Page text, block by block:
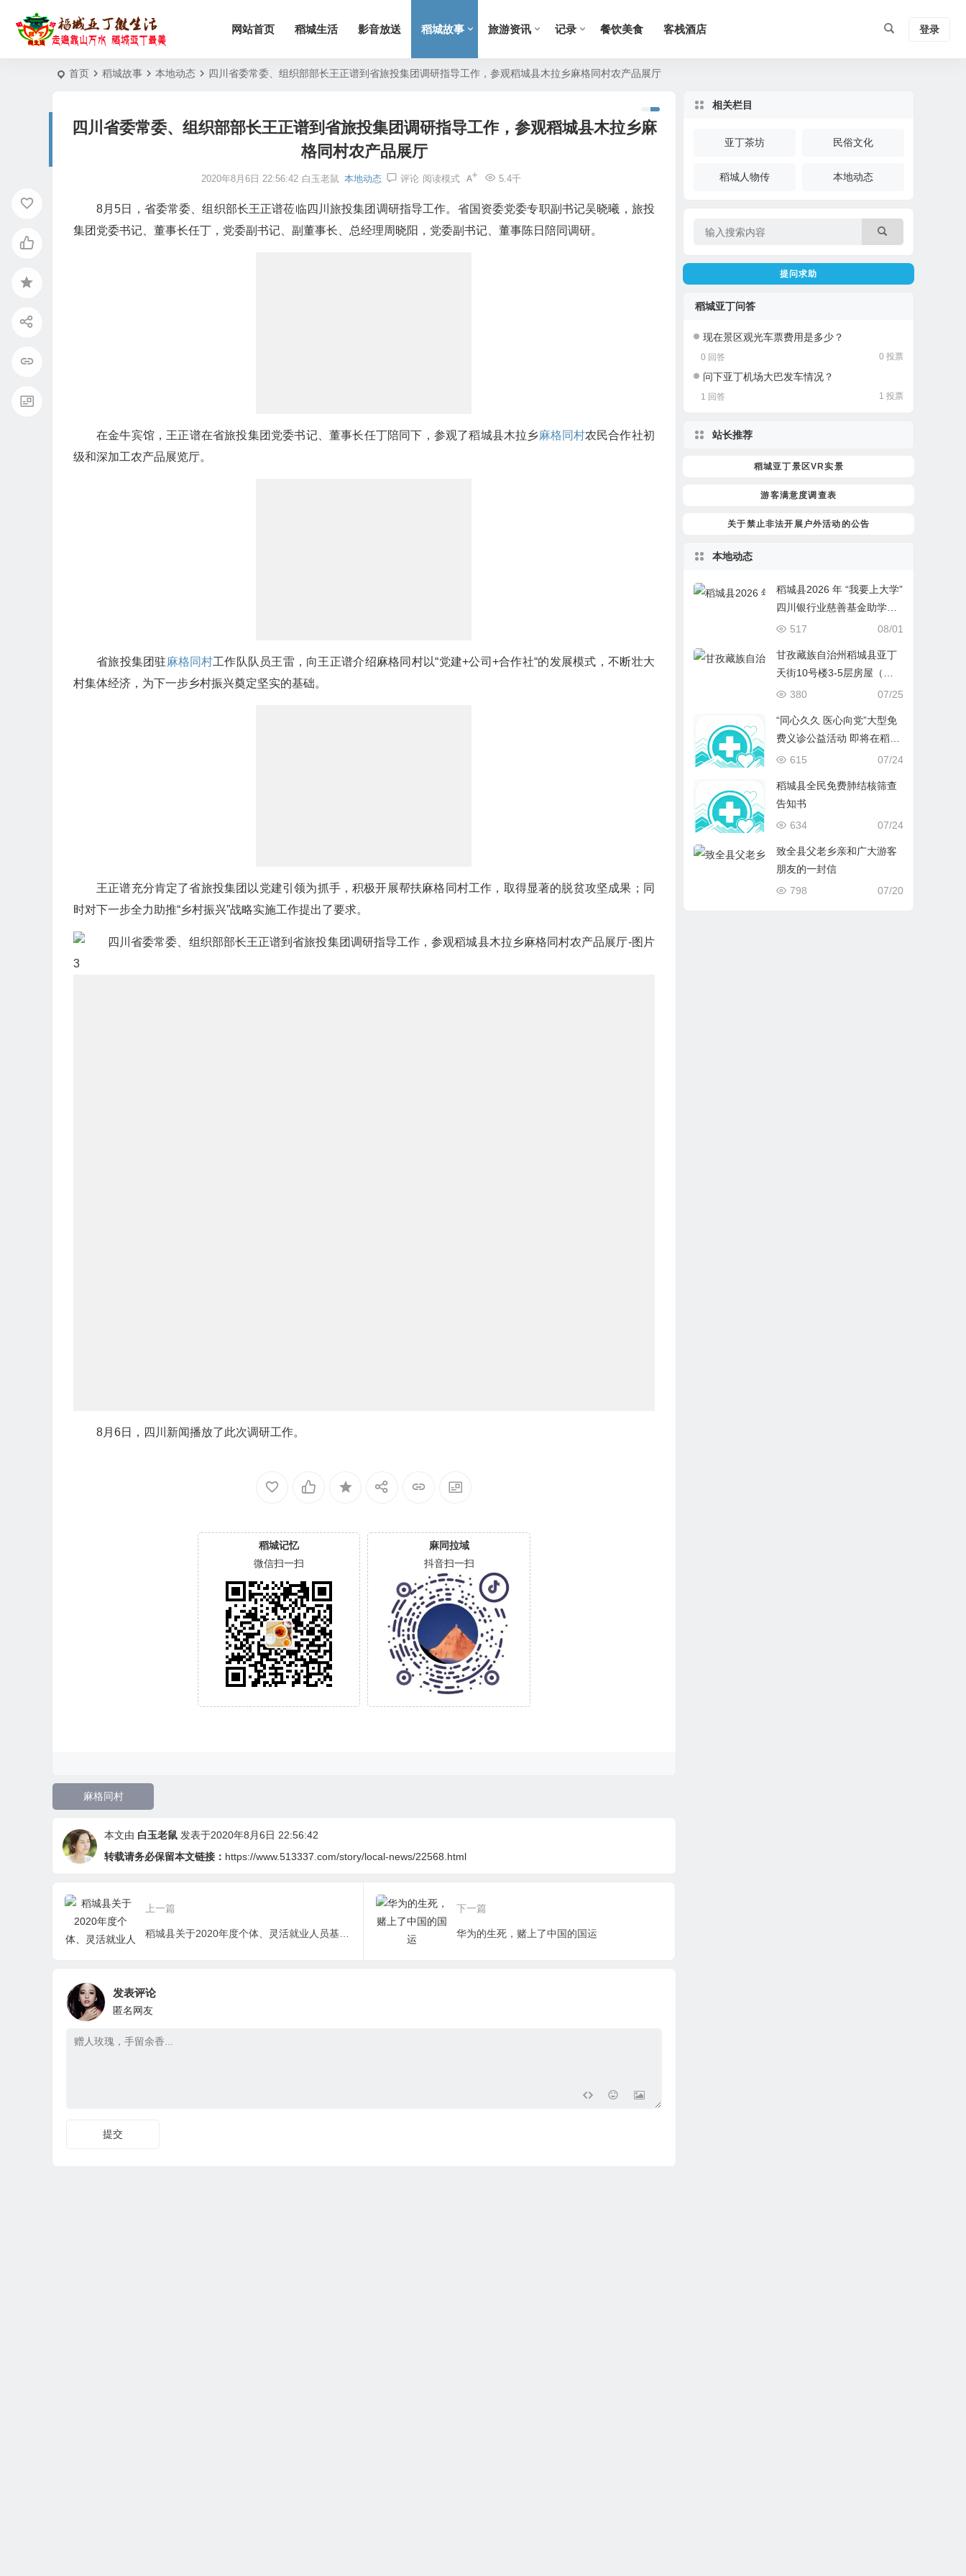
网站首页 稻城生活 影音放送 稻城故事 旅游资讯 记录 餐饮美食 客栈酒店 登录
首页 稻城故事 本地动态 四川省委常委、组织部部长王正谱到省旅投集团调研指导工作，参观稻城县木拉乡麻格同村农产品展厅
四川省委常委、组织部部长王正谱到省旅投集团调研指导工作，参观稻城县木拉乡麻
格同村农产品展厅
2020年8月6日 22:56:42 白玉老鼠 本地动态 评论 5.4千
阅读模式
8月5日，省委常委、组织部长王正谱莅临四川旅投集团调研指导工作。省国资委党委专职副书记吴晓曦，旅投
集团党委书记、董事长任丁，党委副书记、副董事长、总经理周晓阳，党委副书记、董事陈日陪同调研。
在金牛宾馆，王正谱在省旅投集团党委书记、董事长任丁陪同下，参观了稻城县木拉乡麻格同村农民合作社初
级和深加工农产品展览厅。
省旅投集团驻麻格同村工作队队员王雷，向王正谱介绍麻格同村以“党建+公司+合作社“的发展模式，不断壮大
村集体经济，为下一步乡村振兴奠定坚实的基础。
王正谱充分肯定了省旅投集团以党建引领为抓手，积极开展帮扶麻格同村工作，取得显著的脱贫攻坚成果；同
时对下一步全力助推“乡村振兴”战略实施工作提出了要求。
8月6日，四川新闻播放了此次调研工作。
稻城记忆
微信扫一扫
麻同拉域
抖音扫一扫
麻格同村
本文由 白玉老鼠 发表于2020年8月6日 22:56:42
转载请务必保留本文链接： https://www.513337.com/story/local-news/22568.html
上一篇
稻城县关于2020年度个体、灵活就业人员基本养老保险缴费标准的公告
下一篇
华为的生死，赌上了中国的国运
发表评论
匿名网友
提交
相关栏目
亚丁茶坊 民俗文化
稻城人物传 本地动态
提问求助
稻城亚丁问答
现在景区观光车票费用是多少？
0 回答 0 投票
问下亚丁机场大巴发车情况？
1 回答 1 投票
站长推荐
稻城亚丁景区VR实景
游客满意度调查表
关于禁止非法开展户外活动的公告
本地动态
稻城县2026 年 “我要上大学”
四川银行业慈善基金助学项
目开始报名啦！
08/01
517
甘孜藏族自治州稻城县亚丁
天街10号楼3-5层房屋（原
速8酒店）拍卖、变卖
07/25
380
“同心久久 医心向党”大型免
费义诊公益活动 即将在稻城
开启
07/24
615
稻城县全民免费肺结核筛查
告知书
07/24
634
致全县父老乡亲和广大游客
朋友的一封信
07/20
798